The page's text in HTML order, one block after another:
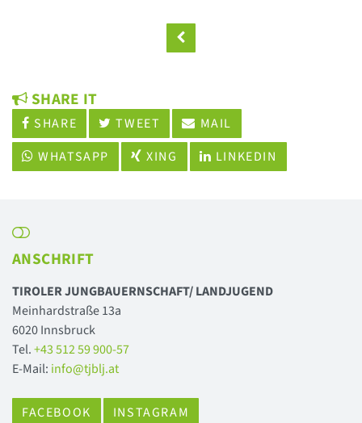
SHARE IT
SHARE TWEET
MAIL
WHATSAPP
XING LINKEDIN
ANSCHRIFT
TIROLER JUNGBAUERNSCHAFT/ LANDJUGEND
Meinhardstraße 13a
6020 Innsbruck
Tel.+43 512 59 900-57
E-Mail: info@tjblj.at
FACEBOOK INSTAGRAM